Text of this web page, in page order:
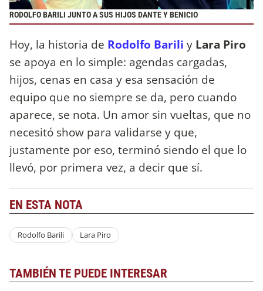
RODOLFO BARILI JUNTO A SUS HIJOS DANTE Y BENICIO
Hoy, la historia de Rodolfo Barili y Lara Piro
se apoya en lo simple: agendas cargadas,
hijos, cenas en casa y esa sensación de
equipo que no siempre se da, pero cuando
aparece, se nota. Un amor sin vueltas, que no
necesitó show para validarse y que,
justamente por eso, terminó siendo el que lo
llevó, por primera vez, a decir que sí.
EN ESTA NOTA
Rodolfo Barili Lara Piro
TAMBIÉN TE PUEDE INTERESAR